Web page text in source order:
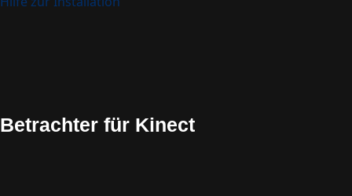
Betrachter für Kinect